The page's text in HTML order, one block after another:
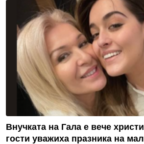
Внучката на Гала е вече
гости уважиха празника на